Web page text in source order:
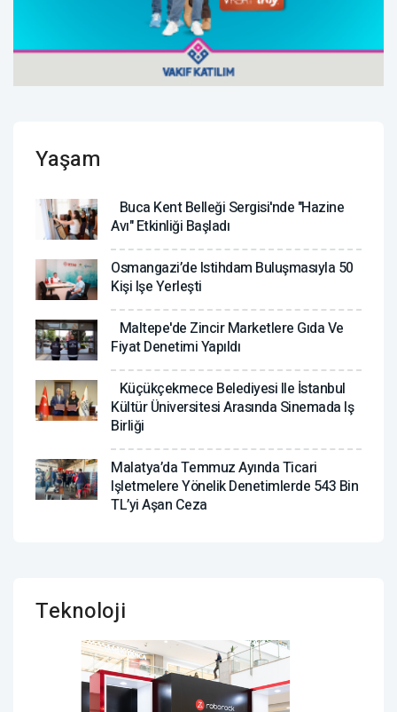
Yaşam
Buca Kent Belleği Sergisi'nde "Hazine
Avı" Etkinliği Başladı
Osmangazi’de Istihdam Buluşmasıyla 50
Kişi Işe Yerleşti
Maltepe'de Zincir Marketlere Gıda Ve
Fiyat Denetimi Yapıldı
Küçükçekmece Belediyesi Ile İstanbul
Kültür Üniversitesi Arasında Sinemada Iş
Birliği
Malatya’da Temmuz Ayında Ticari
Işletmelere Yönelik Denetimlerde 543 Bin
TL’yi Aşan Ceza
Teknoloji